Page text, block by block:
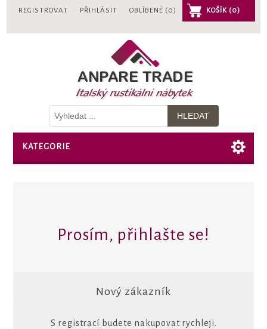
REGISTROVAT PŘIHLÁSIT OBLÍBENÉ (0) KOŠÍK (0)
KATEGORIE
Prosím, přihlašte se!
Nový zákazník
S registrací budete nakupovat rychleji.